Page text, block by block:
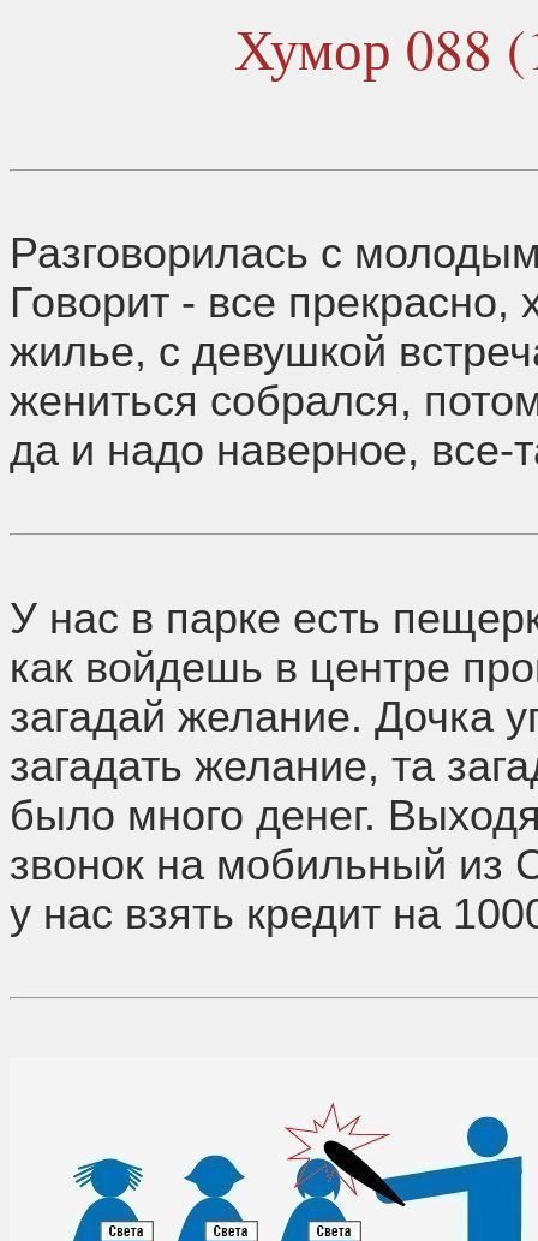
Хумор 088
Разговорилась с
Говорит - все прекрасно,
жилье, с девушкой
жениться собрался,
да и надо наверное, все-
У нас в парке есть
как войдешь в центре
загадай желание. Дочка
загадать желание, та
было много денег.
звонок на мобильный из
у нас взять кредит на